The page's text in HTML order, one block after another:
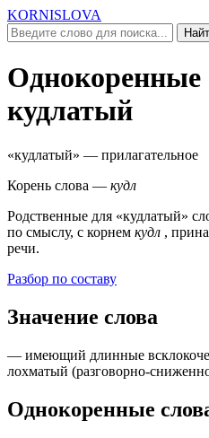
KORNISLOVA
Однокоренные
кудлатый
«кудлатый» — прилагательное
Корень слова — кудл
Родственные для «кудлатый»
по смыслу, c корнем кудл ,
речи.
Разбор по составу
Значение слова
— имеющий длинные
лохматый (разговорно-
Однокоренные